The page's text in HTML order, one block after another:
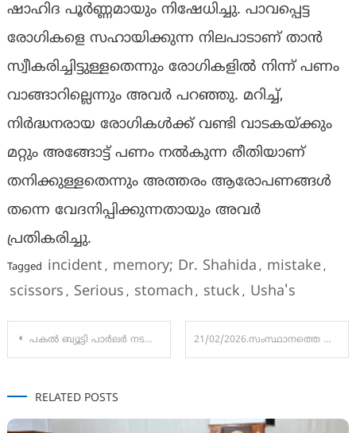
ഷാഹിദ പൂർണ്ണമായും നിഷേധിച്ചു. പാവപ്പെട്ട
രോഗികളെ സഹായിക്കുന്ന നിലപാടാണ് താൻ
സ്വീകരിച്ചിട്ടുള്ളതെന്നും രോഗികളിൽ നിന്ന് പണം
വാങ്ങാറില്ലെന്നും അവർ പറഞ്ഞു. മറിച്ച്,
നിർദ്ധനരായ രോഗികൾക്ക് വണ്ടി വാടകയ്ക്കും
മറ്റും അങ്ങോട്ട് പണം നൽകുന്ന രീതിയാണ്
തനിക്കുള്ളതെന്നും അത്തരം ആരോപണങ്ങൾ
തന്നെ വേദനിപ്പിക്കുന്നതായും അവർ
പ്രതികരിച്ചു.
Tagged incident , memory; Dr. Shahida , mistake,
scissors , Serious , stomach , stuck , Usha's
Post
പകൽ ബ്യൂട്ടി പാർലർ നടത്തിപ്പ്, രാത്രി മയക്കുമരുന്ന് കച്ചവടം; ലേഡി ഡോൺ നേഹ പിടിയിൽ 21/02/2026.സംസ്ഥാനത്തെ മികച്ച കളക്ടറായി തെരഞ്ഞെടുക്കപ്പെട്ട തൃശൂർ ജില്ലാ കളക്ടർ അർജുൻ പാണ്ഡ്യനെ മന്ത്രി കെ രാജൻ അഭിനന്ദിക്കുന്നു
RELATED POSTS